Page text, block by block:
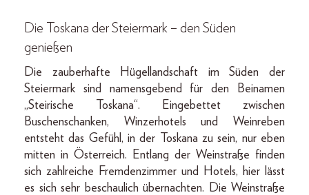
Die Toskana der Steiermark – den Süden
genießen
Die zauberhafte Hügellandschaft im Süden der
Steiermark sind namensgebend für den Beinamen
„Steirische Toskana“. Eingebettet zwischen
Buschenschanken, Winzerhotels und Weinreben
entsteht das Gefühl, in der Toskana zu sein, nur eben
mitten in Österreich. Entlang der Weinstraße finden
sich zahlreiche Fremdenzimmer und Hotels, hier lässt
es sich sehr beschaulich übernachten. Die Weinstraße